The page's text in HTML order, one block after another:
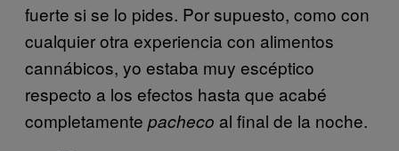
fuerte si se lo pides. Por supuesto, como con
cualquier otra experiencia con alimentos
cannábicos, yo estaba muy escéptico
respecto a los efectos hasta que acabé
completamente pacheco al final de la noche.